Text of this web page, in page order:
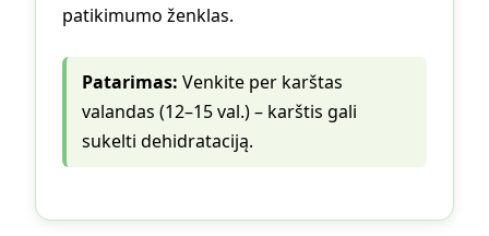
patikimumo ženklas.
Patarimas: Venkite per karštas
valandas (12–15 val.) – karštis gali
sukelti dehidrataciją.